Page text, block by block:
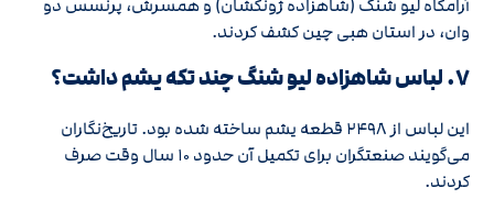
آرامگاه لیو شنگ (شاهزاده ژونگشان) و همسرش، پرنسس دو
وان، در استان هبی چین کشف کردند.
۷. لباس شاهزاده لیو شنگ چند تکه یشم داشت؟
این لباس از ۲۴۹۸ قطعه یشم ساخته شده بود. تاریخ‌نگاران
می‌گویند صنعتگران برای تکمیل آن حدود ۱۰ سال وقت صرف
کردند.